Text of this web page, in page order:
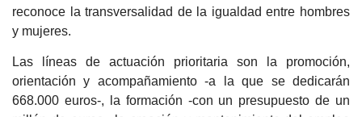
reconoce la transversalidad de la igualdad entre hombres
y mujeres.
Las líneas de actuación prioritaria son la promoción,
orientación y acompañamiento -a la que se dedicarán
668.000 euros-, la formación -con un presupuesto de un